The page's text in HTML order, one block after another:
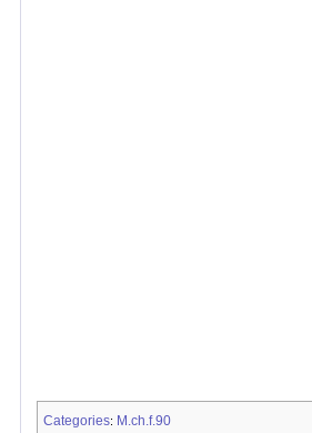
Categories: M.ch.f.90